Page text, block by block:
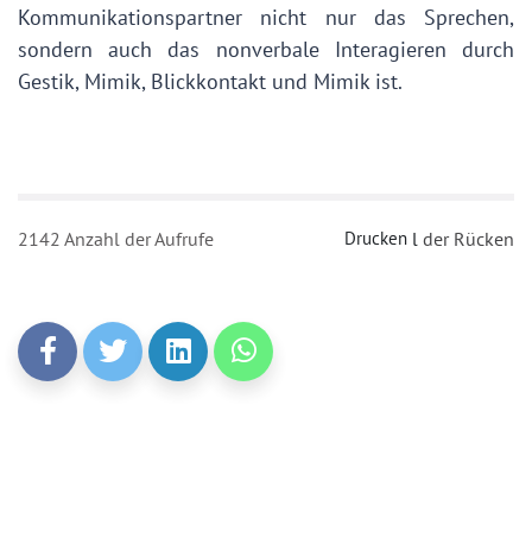
Kommunikationspartner nicht nur das Sprechen,
sondern auch das nonverbale Interagieren durch
Gestik, Mimik, Blickkontakt und Mimik ist.
2142 Anzahl der Aufrufe Drucken l der Rücken